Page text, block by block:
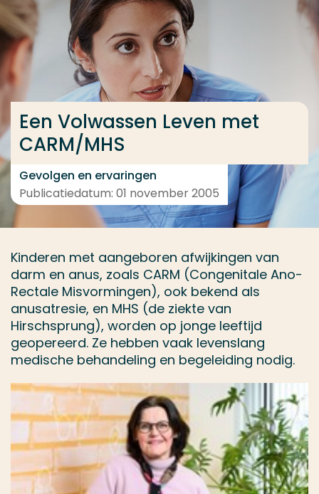
Ga direct naar de content
... > Projectfeiten
Een Volwassen Leven met
CARM/MHS
Gevolgen en ervaringen
Publicatiedatum: 01 november 2005
Kinderen met aangeboren afwijkingen van
darm en anus, zoals CARM (Congenitale Ano-
Rectale Misvormingen), ook bekend als
anusatresie, en MHS (de ziekte van
Hirschsprung), worden op jonge leeftijd
geopereerd. Ze hebben vaak levenslang
medische behandeling en begeleiding nodig.
Veel gezocht
Opleiding
Contact